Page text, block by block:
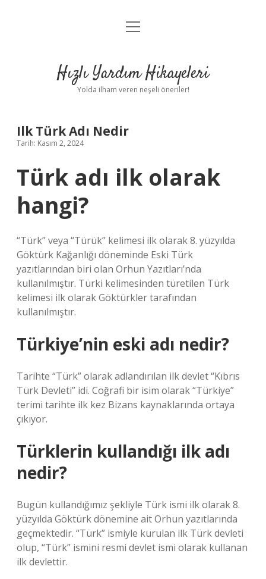
Anasayfa
Yasal Uyarı
menüyü
Hızlı Yardım Hikayeleri
Yolda ilham veren neşeli öneriler!
Ilk Türk Adı Nedir
Tarih: Kasım 2, 2024
Türk adı ilk olarak
hangi?
“Türk” veya “Türük” kelimesi ilk olarak 8. yüzyılda
Göktürk Kağanlığı döneminde Eski Türk
yazıtlarından biri olan Orhun Yazıtları’nda
kullanılmıştır. Türki kelimesinden türetilen Türk
kelimesi ilk olarak Göktürkler tarafından
kullanılmıştır.
Türkiye’nin eski adı nedir?
Tarihte “Türk” olarak adlandırılan ilk devlet “Kıbrıs
Türk Devleti” idi. Coğrafi bir isim olarak “Türkiye”
terimi tarihte ilk kez Bizans kaynaklarında ortaya
çıkıyor.
Türklerin kullandığı ilk adı
nedir?
Bugün kullandığımız şekliyle Türk ismi ilk olarak 8.
yüzyılda Göktürk dönemine ait Orhun yazıtlarında
geçmektedir. “Türk” ismiyle kurulan ilk Türk devleti
olup, “Türk” ismini resmi devlet ismi olarak kullanan
ilk devlettir.